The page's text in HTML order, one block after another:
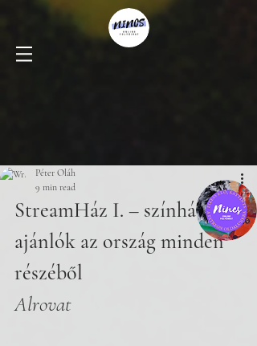
Péter Oláh
9 min read
StreamHáz I. – színházi
ajánlók az ország minden
részéből
Alrovat